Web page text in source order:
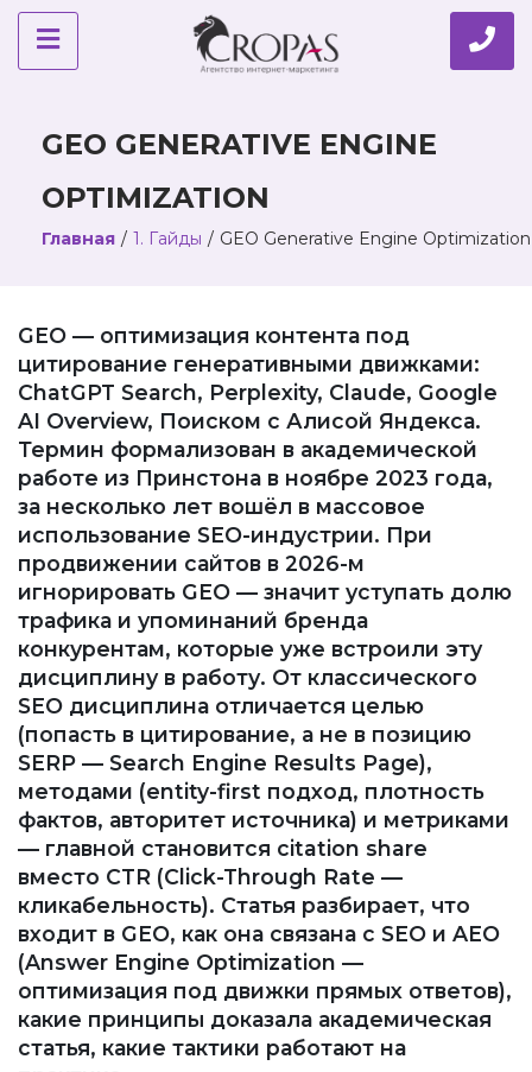
GEO GENERATIVE ENGINE
OPTIMIZATION
Главная / 1. Гайды / GEO Generative Engine Optimization
GEO — оптимизация контента под
цитирование генеративными движками:
ChatGPT Search, Perplexity, Claude, Google
AI Overview, Поиском с Алисой Яндекса.
Термин формализован в академической
работе из Принстона в ноябре 2023 года,
за несколько лет вошёл в массовое
использование SEO-индустрии. При
продвижении сайтов в 2026-м
игнорировать GEO — значит уступать долю
трафика и упоминаний бренда
конкурентам, которые уже встроили эту
дисциплину в работу. От классического
SEO дисциплина отличается целью
(попасть в цитирование, а не в позицию
SERP — Search Engine Results Page),
методами (entity-first подход, плотность
фактов, авторитет источника) и метриками
— главной становится citation share
вместо CTR (Click-Through Rate —
кликабельность). Статья разбирает, что
входит в GEO, как она связана с SEO и AEO
(Answer Engine Optimization —
оптимизация под движки прямых ответов),
какие принципы доказала академическая
статья, какие тактики работают на